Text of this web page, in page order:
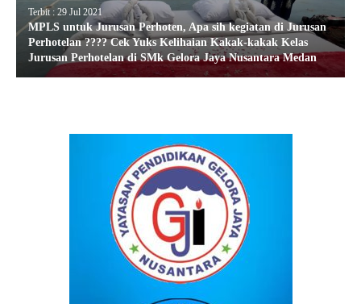
Terbit : 29 Jul 2021
MPLS untuk Jurusan Perhoten, Apa sih kegiatan di Jurusan
Perhotelan ???? Cek Yuks Kelihaian Kakak-kakak Kelas
Jurusan Perhotelan di SMk Gelora Jaya Nusantara Medan